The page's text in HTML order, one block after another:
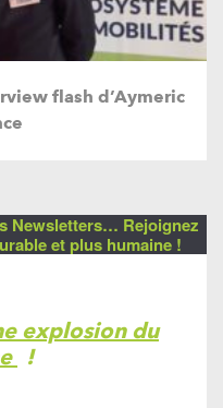
flash d’Aymeric
Newsletters… Rejoignez
et plus humaine !
explosion du
!